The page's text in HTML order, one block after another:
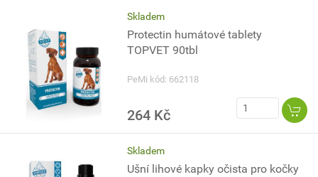
Skladem
Protectin humátové tablety
TOPVET 90tbl
PeMi kód: 662118
264 Kč
Skladem
Ušní lihové kapky očista pro kočky